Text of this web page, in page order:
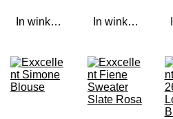
In winkelwagen In winkelwagen